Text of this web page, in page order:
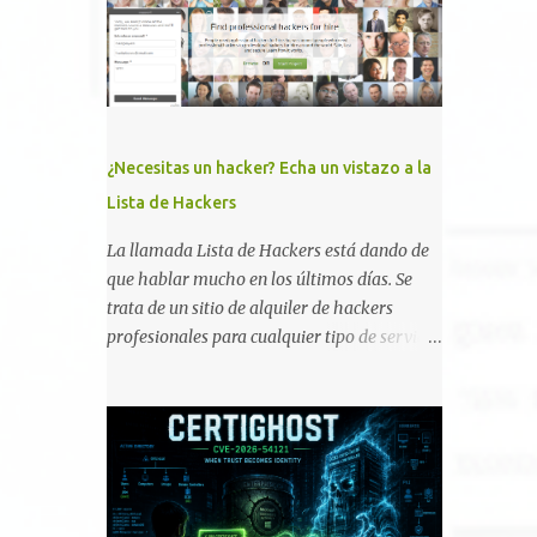
memoria RAM está disponible en el
smartphone o la tablet *#*#34971539#*#* :
Visualiza la información detallada d...
¿Necesitas un hacker? Echa un vistazo a la
Lista de Hackers
La llamada Lista de Hackers está dando de
que hablar mucho en los últimos días. Se
trata de un sitio de alquiler de hackers
profesionales para cualquier tipo de servicio.
discreción, comunicaciones cifradas y la
garantía de que ningún servicio será
demasiado difícil para los talentos que
pueden ser contratados desde la plataforma.